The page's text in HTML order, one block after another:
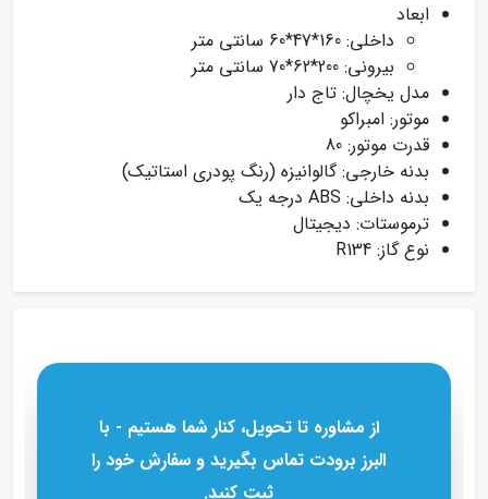
ابعاد
داخلی: 160*47*60 سانتی متر
بیرونی: 200*62*70 سانتی متر
مدل یخچال: تاج دار
موتور: امبراکو
قدرت موتور: 80
بدنه خارجی: گالوانیزه (رنگ پودری استاتیک)
بدنه داخلی: ABS درجه یک
ترموستات: دیجیتال
نوع گاز: R134
از مشاوره تا تحویل، کنار شما هستیم - با
البرز برودت تماس بگیرید و سفارش خود را
ثبت کنید.